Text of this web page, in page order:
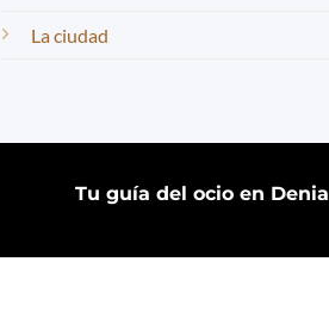
La ciudad
Tu guía del ocio en Denia